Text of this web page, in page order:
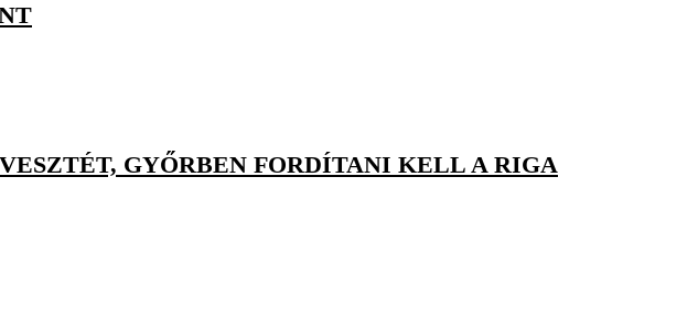
GYŐRBEN FORDÍTANI KELL A RIGA